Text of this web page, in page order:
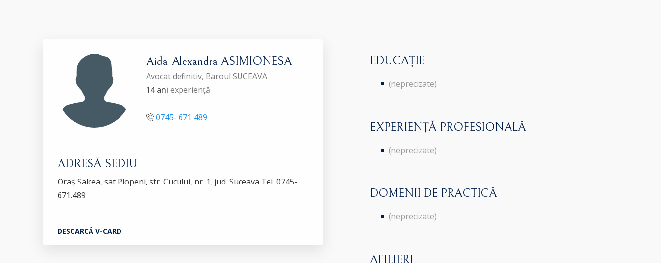
Aida-Alexandra ASIMIONESA
Avocat definitiv, Baroul SUCEAVA
14 ani experiență
0745- 671 489
ADRESĂ SEDIU
Oraș Salcea, sat Plopeni, str. Cucului, nr. 1, jud. Suceava Tel. 0745-
671.489
DESCARCĂ V-CARD
EDUCAȚIE
(neprecizate)
EXPERIENȚĂ PROFESIONALĂ
(neprecizate)
DOMENII DE PRACTICĂ
(neprecizate)
AFILIERI